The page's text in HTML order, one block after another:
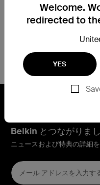
Welcome.
redirected to
YES
Belkin とつながりま
ニュースおよび特典の詳細